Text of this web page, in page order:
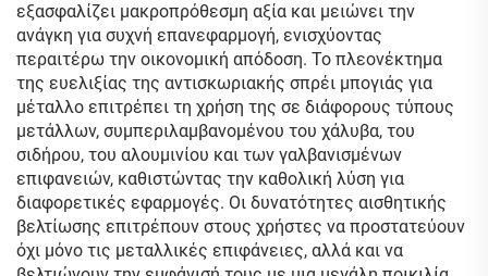
εξασφαλίζει μακροπρόθεσμη αξία και μειώνει την
ανάγκη για συχνή επανεφαρμογή, ενισχύοντας
περαιτέρω την οικονομική απόδοση. Το πλεονέκτημα
της ευελιξίας της αντισκωριακής σπρέι μπογιάς για
μέταλλο επιτρέπει τη χρήση της σε διάφορους τύπους
μετάλλων, συμπεριλαμβανομένου του χάλυβα, του
σιδήρου, του αλουμινίου και των γαλβανισμένων
επιφανειών, καθιστώντας την καθολική λύση για
διαφορετικές εφαρμογές. Οι δυνατότητες αισθητικής
βελτίωσης επιτρέπουν στους χρήστες να προστατεύουν
όχι μόνο τις μεταλλικές επιφάνειες, αλλά και να